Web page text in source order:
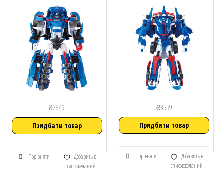
₴2849
Придбати товар
Порівняти
Добавить в
список желаний
₴3559
Придбати товар
Порівняти
Добавить в
список желаний